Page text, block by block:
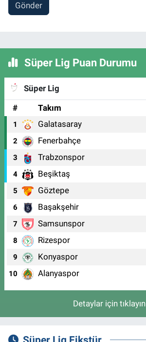
Gönder
Süper Lig Puan Durumu
Süper Lig
#
Takım
1 Galatasaray
2 Fenerbahçe
3 Trabzonspor
4 Beşiktaş
5 Göztepe
6 Başakşehir
7 Samsunspor
8 Rizespor
9 Konyaspor
10 Alanyaspor
Detaylar için tıklayın